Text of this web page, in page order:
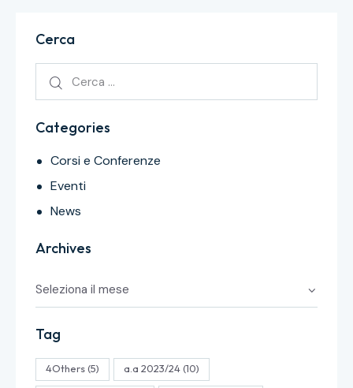
Cerca
Categories
Corsi e Conferenze
Eventi
News
Archives
Tag
4Others(5) a.a 2023/24(10)